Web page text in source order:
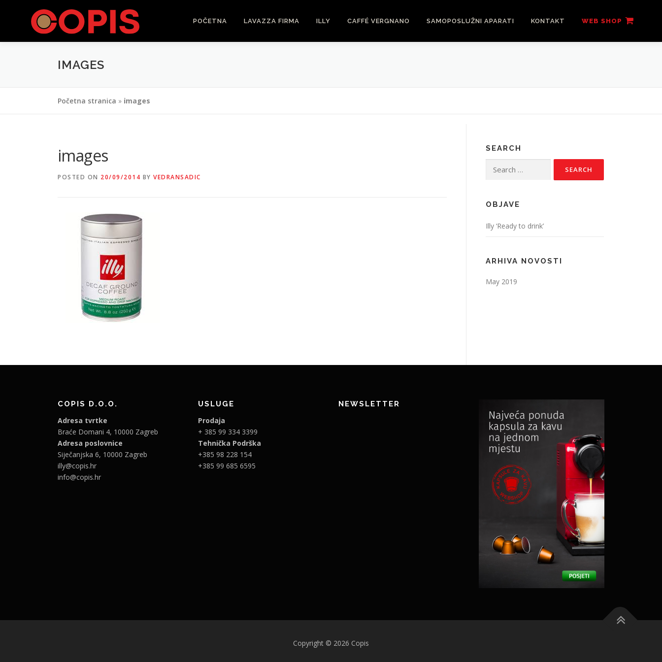
POČETNA LAVAZZA FIRMA ILLY CAFFÉ VERGNANO SAMOPOSLUŽNI APARATI KONTAKT WEB SHOP
IMAGES
Početna stranica » images
images
POSTED ON 20/09/2014 BY VEDRANSADIC
SEARCH
for:
OBJAVE
Illy ‘Ready to drink’
ARHIVA NOVOSTI
May 2019
COPIS D.O.O.
Adresa tvrtke
Braće Domani 4, 10000 Zagreb
Adresa poslovnice
Siječanjska 6, 10000 Zagreb
illy@copis.hr
info@copis.hr
USLUGE
Prodaja
+ 385 99 334 3399
Tehnička Podrška
+385 98 228 154
+385 99 685 6595
NEWSLETTER
Copyright © 2026 Copis